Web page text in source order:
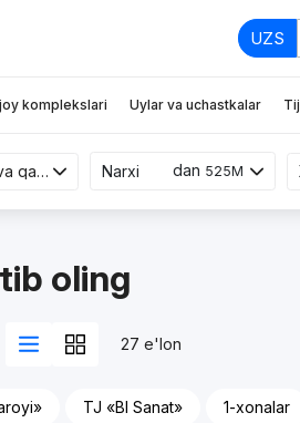
UZS
komplekslari Uylar va uchastkalar
Yangi binolar va qayta sotish Narxi dan 525M
oling
27 e'lon
TJ «BI Sanat» 1-xonalar